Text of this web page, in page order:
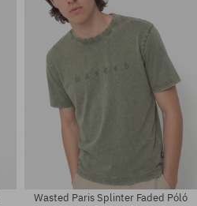
M; L; XL
Wasted Paris Splinter Faded Póló